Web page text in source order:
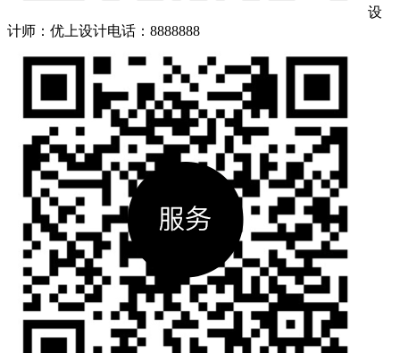
设
计师：优上设计电话：8888888